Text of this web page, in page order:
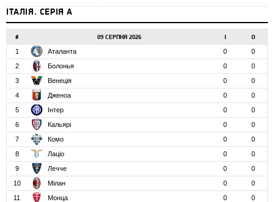
ІТАЛІЯ. СЕРІЯ А
# 09 СЕРПНЯ 2026 О
1 Аталанта 0
0
2
Болонья 0
0
3
Венеція 0
0
4
Дженоа 0
0
5
Інтер 0
0
6
Кальярі 0
0
7
Комо 0
0
8
Лаціо 0
0
9
Лечче 0
0
10
Мілан 0
0
11
Монца 0
0